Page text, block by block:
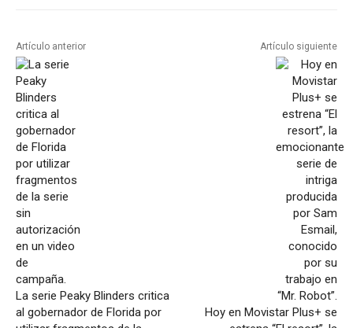
Artículo anterior
La serie Peaky Blinders critica
al gobernador de Florida por
Artículo siguiente
Hoy en Movistar Plus+ se